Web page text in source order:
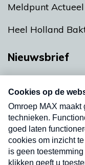
Meldpunt Actueel
Heel Holland
Nieuwsbrief
nieuwsbrief. Elke
uw mailbox.